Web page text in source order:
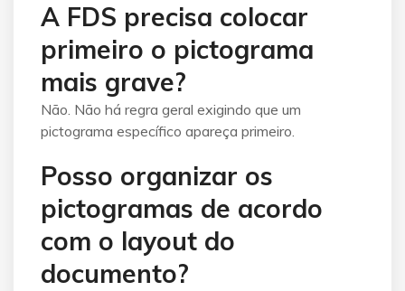
A FDS precisa colocar
primeiro o pictograma
mais grave?
Não. Não há regra geral exigindo que um
pictograma específico apareça primeiro.
Posso organizar os
pictogramas de acordo
com o layout do
documento?